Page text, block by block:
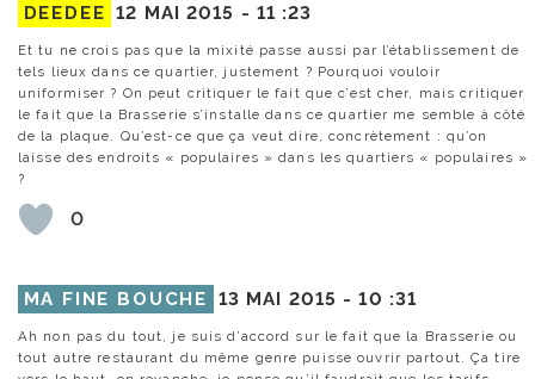
DEEDEE 12 MAI 2015 - 11 :23
Et tu ne crois pas que la mixité passe aussi par l’établissement de
tels lieux dans ce quartier, justement ? Pourquoi vouloir
uniformiser ? On peut critiquer le fait que c’est cher, mais critiquer
le fait que la Brasserie s’installe dans ce quartier me semble à côté
de la plaque. Qu’est-ce que ça veut dire, concrètement : qu’on
laisse des endroits « populaires » dans les quartiers « populaires »
?
0
MA FINE BOUCHE 13 MAI 2015 -10 :31
Ah non pas du tout, je suis d’accord sur le fait que la Brasserie ou
tout autre restaurant du même genre puisse ouvrir partout. Ça tire